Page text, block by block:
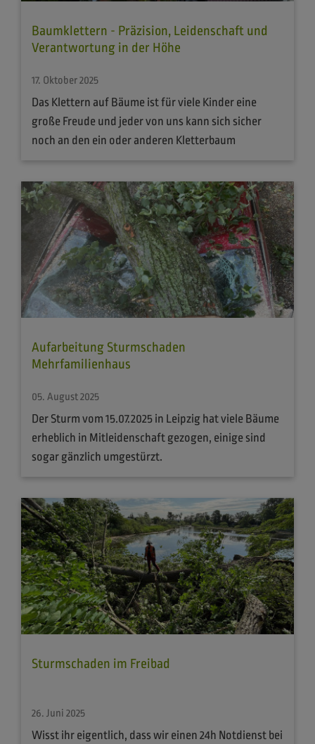
Baumklettern - Präzision, Leidenschaft und
Verantwortung in der Höhe
17. Oktober 2025
Das Klettern auf Bäume ist für viele Kinder eine
große Freude und jeder von uns kann sich sicher
noch an den ein oder anderen Kletterbaum
Aufarbeitung Sturmschaden
Mehrfamilienhaus
05. August 2025
Der Sturm vom 15.07.2025 in Leipzig hat viele Bäume
erheblich in Mitleidenschaft gezogen, einige sind
sogar gänzlich umgestürzt.
Sturmschaden im Freibad
26. Juni 2025
Wisst ihr eigentlich, dass wir einen 24h Notdienst bei